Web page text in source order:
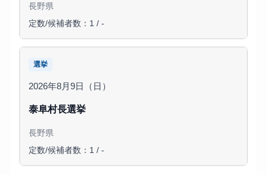
長野県
定数/候補者数：1 / -
選挙
2026年8月9日（日）
泰阜村長選挙
長野県
定数/候補者数：1 / -